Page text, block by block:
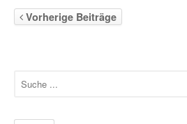
Vorherige Beiträge